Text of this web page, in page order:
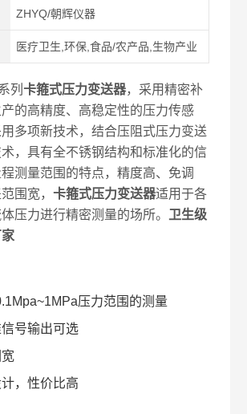
ZHYQ/朝辉仪器
医疗卫生,环保,食品/农产品,生物产业
列卡箍式压力变送器，采用精密补
的高精度、高稳定性的压力传感
多项新技术，结合压阻式压力变送
，具有全不锈钢结构和标准化的信
测量范围的特点，精度高、免调
围宽，卡箍式压力变送器适用于各
压力进行精密测量的场所。 卫生级
压力范围的测量
号输出可选
，性价比高